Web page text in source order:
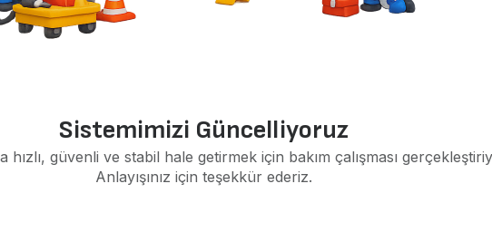
Sistemimizi Güncelliyoruz
hızlı, güvenli ve stabil hale getirmek için bakım çalışması
Anlayışınız için teşekkür ederiz.